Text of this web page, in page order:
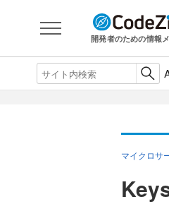
開発者のための情報
マイクロサ